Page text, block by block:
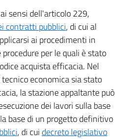
sensi dell'articolo 229,
contratti pubblici, di cui al
ai procedimenti in
per le quali è stato
acquista efficacia. Nel
economica sia stato
la stazione appaltante può
dei lavori sulla base
base di un progetto definitivo
, di cui decreto legislativo